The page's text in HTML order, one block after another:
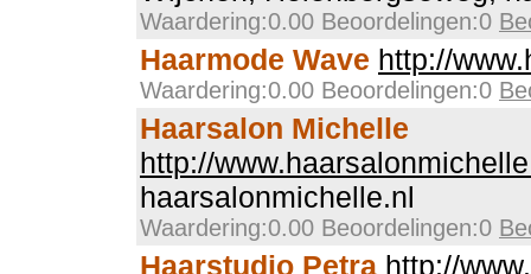
Waardering:0.00 Beoordelingen:0
Haarmode Wave http://
Waardering:0.00 Beoordelingen:0
Haarsalon Michelle
http://
haarsalonmichelle.nl
Waardering:0.00 Beoordelingen:0
Haarstudio Petra http://